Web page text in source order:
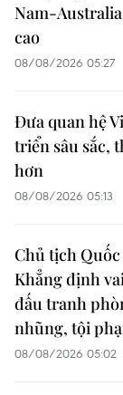
Nam-
cao
08/08/2026 05:27
Đưa quan hệ
triển sâu sắc,
hơn
08/08/2026 05:13
Chủ tịch
Khẳng định
đấu tranh
nhũng, tội
08/08/2026 05:02